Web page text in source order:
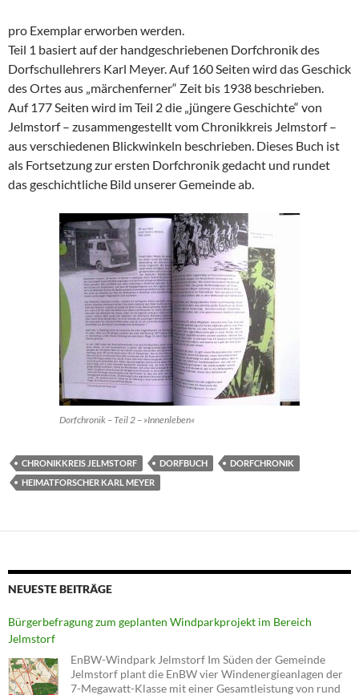
pro Exemplar erworben werden.
Teil 1 basiert auf der handgeschriebenen Dorfchronik des
Dorfschullehrers Karl Meyer. Auf 160 Seiten wird das Geschick
des Ortes aus „märchenferner“ Zeit bis 1938 beschrieben.
Auf 177 Seiten wird im Teil 2 die „jüngere Geschichte“ von
Jelmstorf – zusammengestellt vom Chronikkreis Jelmstorf –
aus verschiedenen Blickwinkeln beschrieben. Dieses Buch ist
als Fortsetzung zur ersten Dorfchronik gedacht und rundet
das geschichtliche Bild unserer Gemeinde ab.
Dorfchronik – Teil 2 – »Innenleben«
CHRONIKKREIS JELMSTORF DORFBUCH
DORFCHRONIK
HEIMATFORSCHER KARL MEYER
NEUESTE BEITRÄGE
Bürgerbefragung zum geplanten Windparkprojekt im Bereich
Jelmstorf
EnBW-Windpark Jelmstorf Im Süden der Gemeinde
Jelmstorf plant die EnBW vier Windenergieanlagen der
7-Megawatt-Klasse mit einer Gesamtleistung von rund